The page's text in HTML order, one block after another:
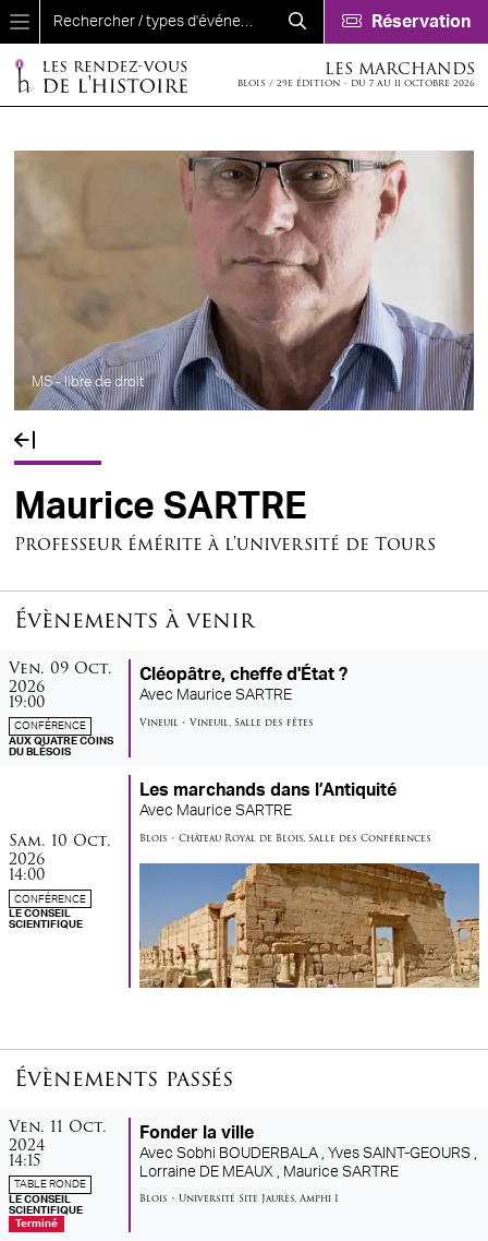
Aller au contenu principal
Réservation
LES MARCHANDS
BLOIS / 29E ÉDITION - DU 7 AU 11 OCTOBRE 2026
MS - libre de droit
Fil d'Ariane
Maurice SARTRE
Professeur émérite à l'université de Tours
Évènements à venir
vendredi
Ven. 09 octobre
Oct.
2026
19:00
CONFÉRENCE
AUX QUATRE COINS
DU BLÉSOIS
Cléopâtre, cheffe d'État ?
Avec Maurice SARTRE
Vineuil • Vineuil, Salle des fêtes
samedi
Sam. 10 octobre
Oct.
2026
14:00
CONFÉRENCE
LE CONSEIL
SCIENTIFIQUE
Les marchands dans l’Antiquité
Avec Maurice SARTRE
Blois • Château Royal de Blois, Salle des Conférences
Évènements passés
vendredi
Ven. 11 octobre
Oct.
2024
14:15
TABLE RONDE
LE CONSEIL
SCIENTIFIQUE
Terminé
Fonder la ville
Avec Sobhi BOUDERBALA , Yves SAINT-GEOURS ,
Lorraine DE MEAUX , Maurice SARTRE
Blois • Université Site Jaurès, Amphi 1